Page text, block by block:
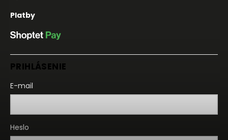
Platby
PRIHLÁSENIE
E-mail
Heslo